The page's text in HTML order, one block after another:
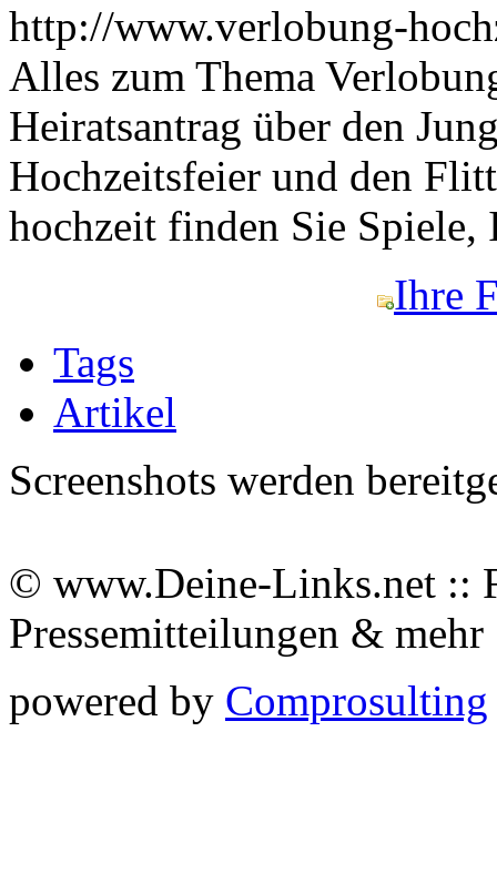
http://www.verlobung-
Alles zum Thema
Heiratsantrag über den
Hochzeitsfeier und den
hochzeit finden Sie Spiele,
Ihre
Tags
Artikel
Screenshots werden
© www.Deine-Links.net ::
Pressemitteilungen &
powered by Comprosulting